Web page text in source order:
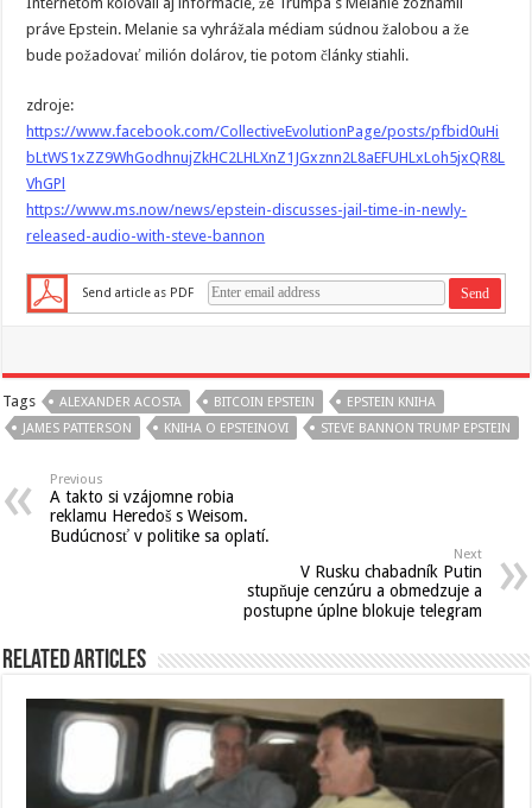
práve Epstein. Melanie sa vyhrážala médiam súdnou žalobou a že
bude požadovať milión dolárov, tie potom články stiahli.
zdroje:
https://www.facebook.com/CollectiveEvolutionPage/posts/pfbid0uHi
bLtWS1xZZ9WhGodhnujZkHC2LHLXnZ1JGxznn2L8aEFUHLxLoh5jxQR8L
VhGPl
https://www.ms.now/news/epstein-discusses-jail-time-in-newly-
released-audio-with-steve-bannon
Send article as PDF
Tags ALEXANDER ACOSTA BITCOIN EPSTEIN
EPSTEIN KNIHA
JAMES PATTERSON
KNIHA O EPSTEINOVI STEVE BANNON TRUMP EPSTEIN
Previous
A takto si vzájomne robia
reklamu Heredoš s Weisom.
Budúcnosť v politike sa oplatí.
Next
V Rusku chabadník Putin
stupňuje cenzúru a obmedzuje a
postupne úplne blokuje telegram
Related Articles